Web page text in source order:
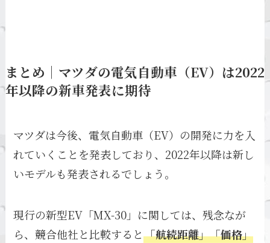
まとめ｜マツダの電気自動車（EV）は2022
年以降の新車発表に期待
マツダは今後、電気自動車（EV）の開発に力を入
れていくことを発表しており、2022年以降は新し
いモデルも発表されるでしょう。
現行の新型EV「MX-30」に関しては、残念なが
ら、競合他社と比較すると「航続距離」「価格」